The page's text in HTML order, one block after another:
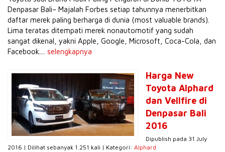
Denpasar Bali– Majalah Forbes setiap tahunnya menerbitkan
daftar merek paling berharga di dunia (most valuable brands).
Lima teratas ditempati merek nonautomotif yang sudah
sangat dikenal, yakni Apple, Google, Microsoft, Coca-Cola, dan
Facebook.... selengkapnya
Harga New
Toyota Alphard
dan Vellfire di
Denpasar Bali
2016
Dipublish pada 31 July
2016 | Dilihat sebanyak 1.251 kali | Kategori: Alphard